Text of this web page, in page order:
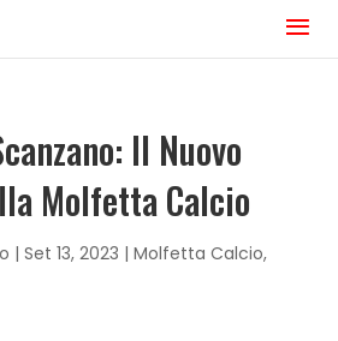
Il Nuovo
Molfetta Calcio
| Set 13, 2023 | Molfetta Calcio,